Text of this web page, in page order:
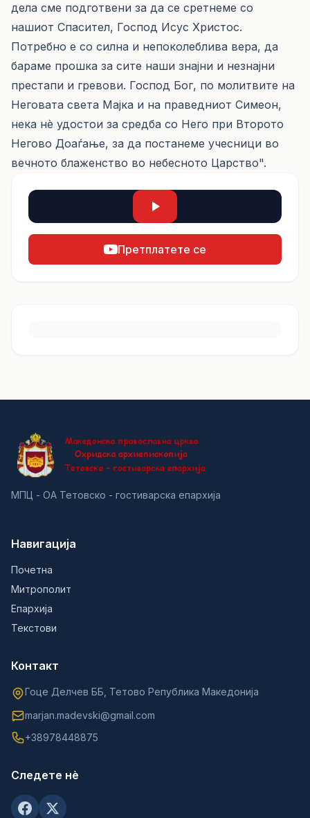
дела сме подготвени за да се сретнеме со
нашиот Спасител, Господ Исус Христос.
Потребно е со силна и непоколеблива вера, да
бараме прошка за сите наши знајни и незнајни
престапи и гревови. Господ Бог, по молитвите на
Неговата света Мајка и на праведниот Симеон,
нека нè удостои за средба со Него при Второто
Негово Доаѓање, за да постанеме учесници во
вечното блаженство во небесното Царство".
Претплатете се
МПЦ - ОА Тетовско - гостиварска епархија
Навигација
Почетна
Митрополит
Епархија
Текстови
Контакт
Гоце Делчев ББ, Тетово Република Македонија
marjan.madevski@gmail.com
+38978448875
Следете нè